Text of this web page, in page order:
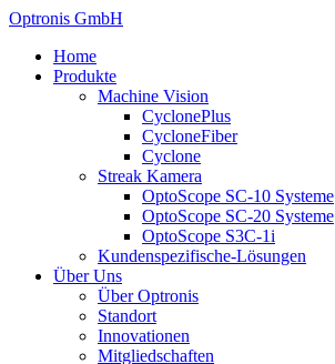
Optronis GmbH
Home
Produkte
Machine Vision
CyclonePlus
CycloneFiber
Cyclone
Streak Kamera
OptoScope SC-10 Systeme
OptoScope SC-20 Systeme
OptoScope S3C-1i
Kundenspezifische-Lösungen
Über Uns
Über Optronis
Standort
Innovationen
Mitgliedschaften